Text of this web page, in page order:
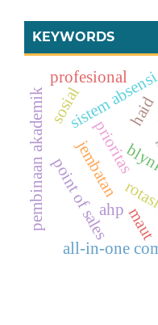
KEYWORDS
ahp
prioritas
sistem
point of sales
pembinaan akademik
all-in-one
jembatan
maut
haid
profesional
sosial